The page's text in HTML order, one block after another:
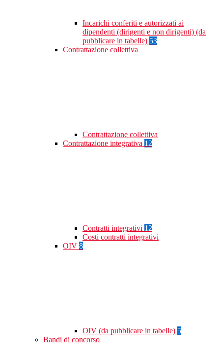
Incarichi conferiti e autorizzati ai
dipendenti (dirigenti e non dirigenti) (da
pubblicare in tabelle) 53
Contrattazione collettiva
Contrattazione collettiva
Contrattazione integrativa 12
Contratti integrativi 12
Costi contratti integrativi
OIV 8
OIV (da pubblicare in tabelle) 5
Bandi di concorso